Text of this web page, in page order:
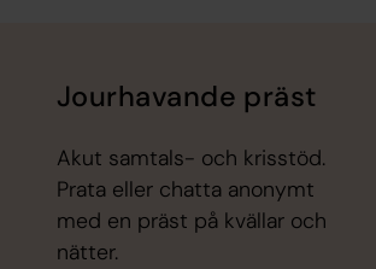
Jourhavande präst
Akut samtals- och krisstöd.
Prata eller chatta anonymt
med en präst på kvällar och
nätter.